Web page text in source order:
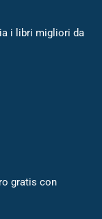
i libri migliori da
gratis con